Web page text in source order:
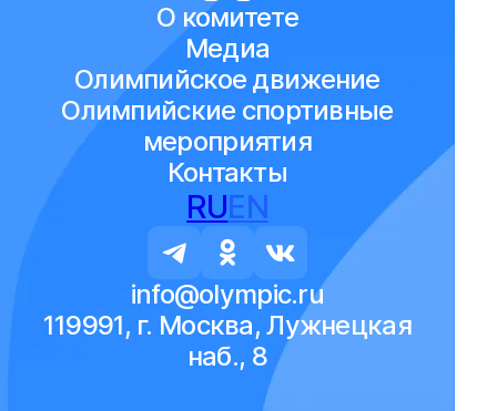
О комитете
Медиа
Олимпийское движение
Олимпийские спортивные
мероприятия
Контакты
RUEN
info@olympic.ru
119991, г. Москва, Лужнецкая
наб., 8